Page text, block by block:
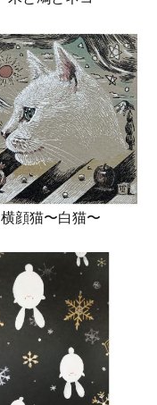
横顔猫〜白猫〜